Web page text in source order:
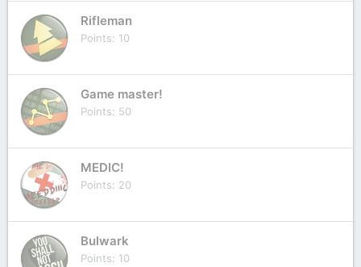
Rifleman
Points 10
Game master!
Points 50
MEDIC!
Points 20
Bulwark
Points 10